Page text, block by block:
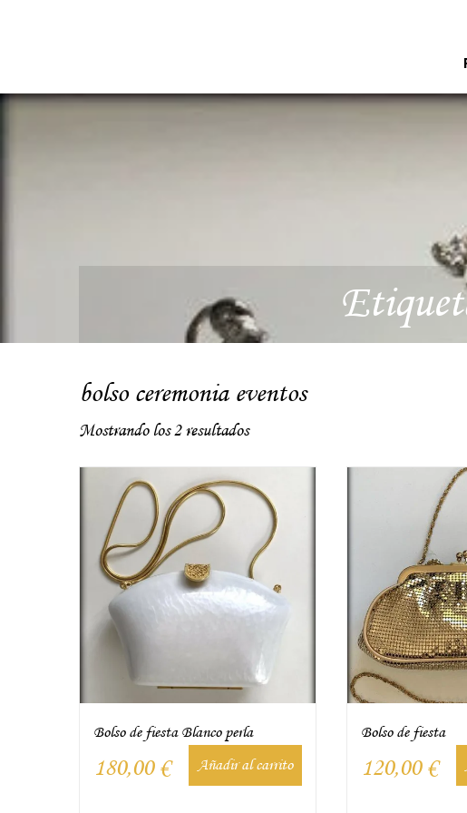
bolso ceremonia eventos
Mostrando los 2 resultados
Bolso de fiesta Blanco perla
180,00 € Añadir al carrito
Bolso de fiesta
120,00 €